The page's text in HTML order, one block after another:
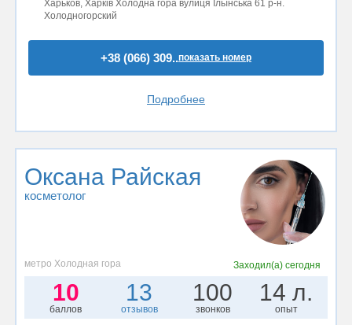
Харьков, Харків Холодна гора вулиця Ільїнська 61 р-н.
Холодногорский
+38 (066) 309..показать номер
Подробнее
Оксана Райская
косметолог
метро Холодная гора Заходил(а)сегодня
10
баллов
13
отзывов
100
звонков
14 л.
опыт